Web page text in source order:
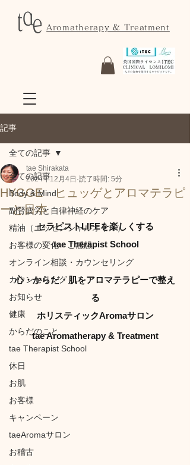
Aromatherapy & Treatment
記事
全ての記事
Body & Mind
副腎疲労と自律神経のケア
精油（エッセンシャルオイル）
お客様の変化・ご感想
オンライン相談・カウンセリング
カウンセリング
お知らせ
健康
からだのこと
tae Therapist School
休日
お肌
お客様
キャンペーン
taeAromaサロン
お稽古
全ての記事
HYGGE ヒュッゲとアロマテラピ
ーと日本
tae Shirakata
2024年12月4日 読了時間: 5分
セラピストLIFEを楽しくする
tae Therapist School
心・からだ・肌をアロマテラピーで整え
る
ホリスティックAromaサロン
tae Aromatherapy & Treatment